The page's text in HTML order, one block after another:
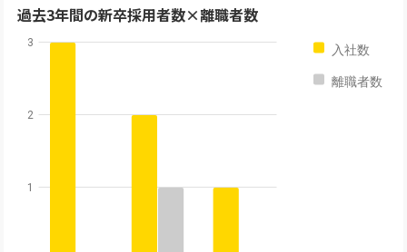
過去3年間の新卒採用者数×離職者数
入社数
離職者数
1
2
3